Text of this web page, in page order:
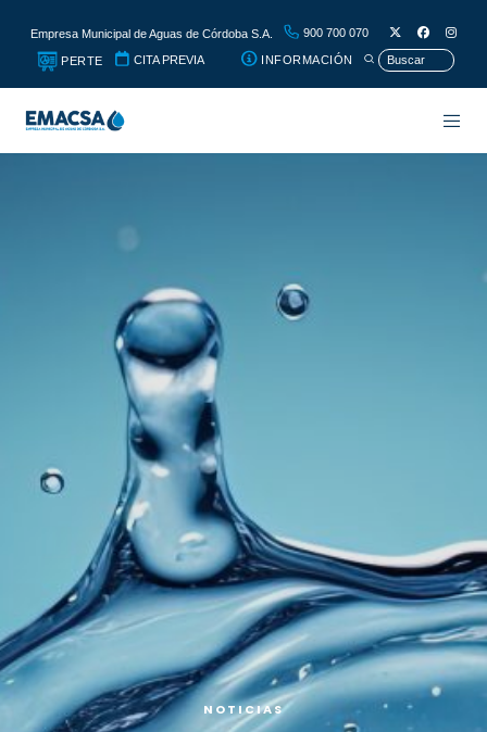
Empresa Municipal de Aguas de Córdoba S.A. 900 700 070
PERTE CITA PREVIA INFORMACIÓN
NOTICIAS